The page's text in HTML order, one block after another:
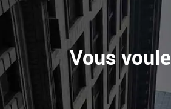
Vous